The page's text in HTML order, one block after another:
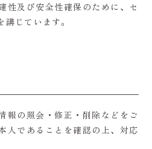
性及び安全性確保のために、セ
じています。
報の照会・修正・削除などをご
人であることを確認の上、対応